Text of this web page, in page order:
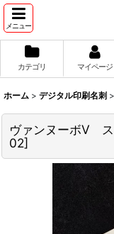
メニュー
カテゴリ マイページ
ホーム > デジタル印刷名刺 >
ヴァンヌーボV
02]